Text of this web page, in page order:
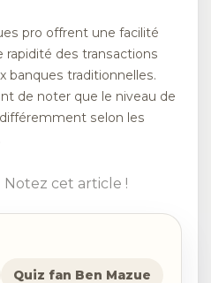
pro offrent une facilité
rapidité des transactions
banques traditionnelles.
de noter que le niveau de
selon les
Notez cet article !
Quiz fan Ben Mazue